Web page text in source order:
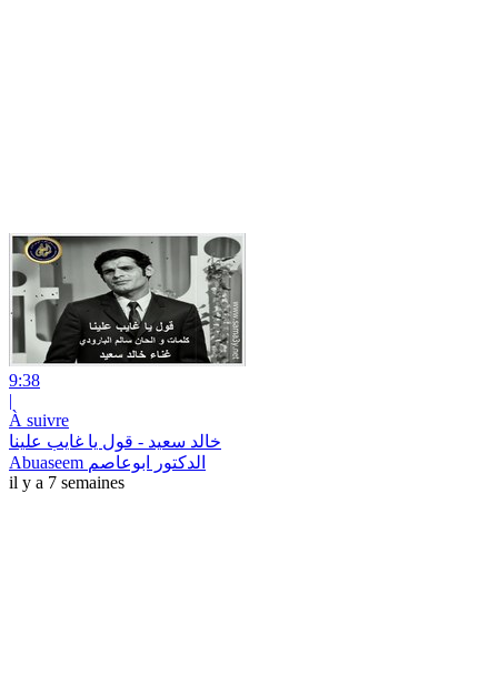
9:38
|
À suivre
خالد سعيد - قول يا غايب علينا
Abuaseem الدكتور ابوعاصم
il y a 7 semaines